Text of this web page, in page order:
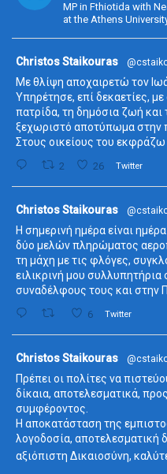
MP in Fthiotida with
at the Athens
Christos Staikouras
Με θλίψη αποχαιρετώ τον
Υπηρέτησε, επί δεκαετίες,
πατρίδα, τη δημόσια ζωή
ξεχωριστό αποτύπωμα στην
Στους οικείους του εκφράζω
2 26 Twitter
Christos Staikouras
Η σημερινή ημέρα είναι
δύο μελών πληρώματος
τη μάχη με τις φλόγες,
ειλικρινή μου συλλυπητήρια
συναδέλφους τους και στην
6 Twitter
Christos Staikouras
Πρέπει οι πολίτες να
δίκαια, αποτελεσματικά,
συμφέροντος.
Η αποκατάσταση της
λογοδοσία, αποτελεσματική
αξιόπιστη Δικαιοσύνη,